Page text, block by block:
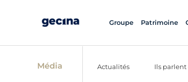
Groupe Patrimoine
Média Actualités Ils parlent